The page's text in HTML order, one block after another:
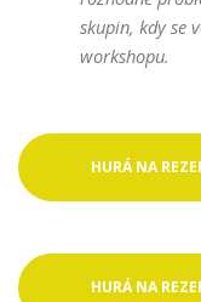
skupin, kdy se
workshopu.
HURÁ NA
HURÁ NA